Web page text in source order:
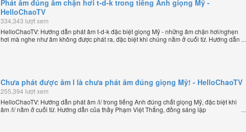
Phát âm đúng âm chặn hơi t-d-k trong tiếng Anh giọng Mỹ -
HelloChaoTV
334,343 lượt xem
HelloChaoTV: Hướng dẫn phát âm t-d-k đặc biệt giọng Mỹ - những âm chặn hơi/nghẹn
hơi mà nghe như âm không được phát ra, đặc biệt khi chúng nằm ở cuối từ. Hướng dẫn
Chưa phát được âm l là chưa phát âm đúng giọng Mỹ! - HelloChaoTV
255,394 lượt xem
HelloChaoTV: Hướng dẫn phát âm /l/ trong tiếng Anh đúng chất giọng Mỹ, đặc biệt khi
âm /l/ nằm ở cuối từ. Hướng dẫn của thầy Phạm Việt Thắng, đồng sáng lập